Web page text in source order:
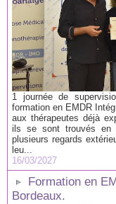
1 journée de
formation en EMDR
aux thérapeutes déjà
ils se sont trouvés en
plusieurs regards
leu...
16/03/2027
Formation en
Bordeaux.